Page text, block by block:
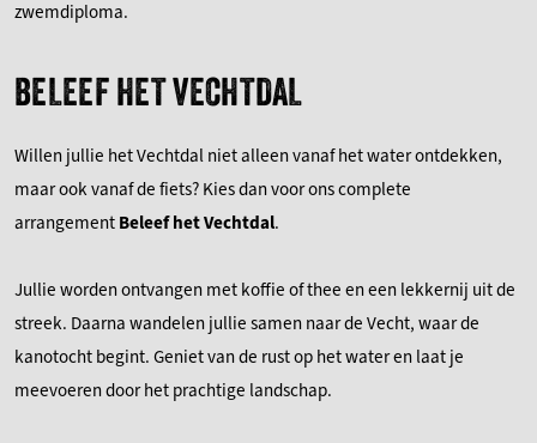
zwemdiploma.
BELEEF HET VECHTDAL
Willen jullie het Vechtdal niet alleen vanaf het water ontdekken,
maar ook vanaf de fiets? Kies dan voor ons complete
arrangement Beleef het Vechtdal.
Jullie worden ontvangen met koffie of thee en een lekkernij uit de
streek. Daarna wandelen jullie samen naar de Vecht, waar de
kanotocht begint. Geniet van de rust op het water en laat je
meevoeren door het prachtige landschap.